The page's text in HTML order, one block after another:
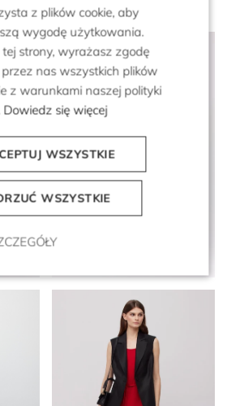
z plików cookie, aby
wygodę użytkowania.
strony, wyrażasz zgodę
nas wszystkich plików
z warunkami naszej polityki
Dowiedz się więcej
WSZYSTKIE
WSZYSTKIE